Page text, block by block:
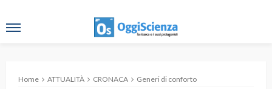
Home ATTUALITÀ CRONACA Generi di conforto